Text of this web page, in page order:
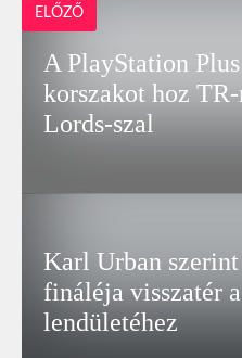
ELŐZŐ
A PlayStation
korszakot hoz
Lords-szal
Karl Urban
fináléja visszatér
lendületéhez